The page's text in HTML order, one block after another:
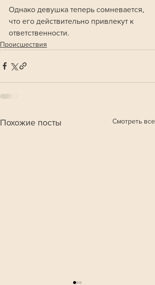
Однако девушка теперь сомневается,
что его действительно привлекут к
ответственности.
Происшествия
Похожие посты Смотреть все